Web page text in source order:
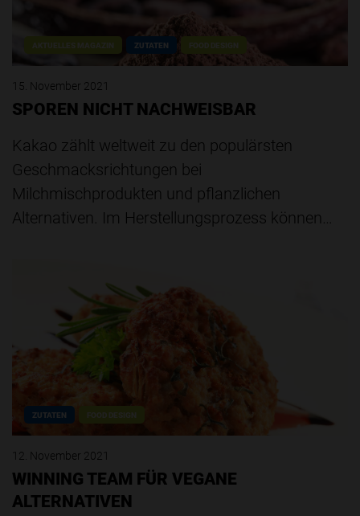
AKTUELLES MAGAZIN ZUTATEN FOOD DESIGN
15. November 2021
SPOREN NICHT NACHWEISBAR
Kakao zählt weltweit zu den populärsten
Geschmacksrichtungen bei
Milchmischprodukten und pflanzlichen
Alternativen. Im Herstellungsprozess können…
ZUTATEN FOOD DESIGN
12. November 2021
WINNING TEAM FÜR VEGANE
ALTERNATIVEN